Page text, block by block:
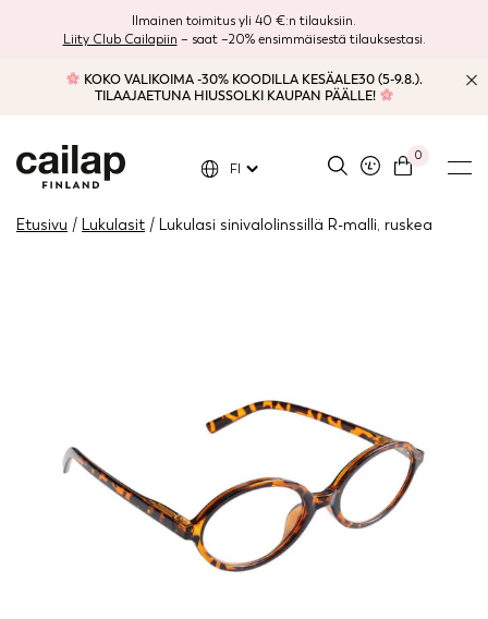
Ilmainen toimitus yli 40 €:n tilauksiin.
Liity Club Cailapiin – saat –20% ensimmäisestä tilauksestasi.
KOKO VALIKOIMA -30% KOODILLA KESÄALE30 (5-9.8.).
TILAAJAETUNA HIUSSOLKI KAUPAN PÄÄLLE!
0
FI
Etusivu / Lukulasit / Lukulasi sinivalolinssillä R-malli, ruskea